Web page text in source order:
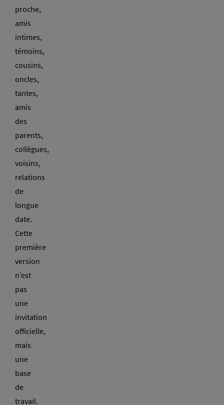
proche,
amis
intimes,
témoins,
cousins,
oncles,
tantes,
amis
des
parents,
collègues,
voisins,
relations
de
longue
date.
Cette
première
version
n’est
pas
une
invitation
officielle,
mais
une
base
de
travail.